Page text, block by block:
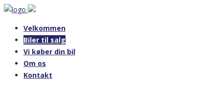
Velkommen
Biler til salg
Vi køber din bil
Om os
Kontakt